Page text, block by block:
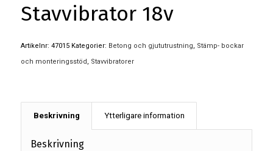
Stavvibrator 18v
Artikelnr: 47015 Kategorier: Betong och gjututrustning, Stämp- bockar
och monteringsstöd, Stavvibratorer
Beskrivning Ytterligare information
Beskrivning